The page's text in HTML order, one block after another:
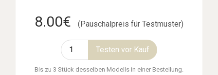
8.00€ (Pauschalpreis für Testmuster)
Testen vor Kauf
Bis zu 3 Stück desselben Modells in einer Bestellung.